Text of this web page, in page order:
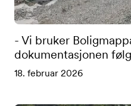
- Vi bruker
dokumentasjonen
18. februar 2026